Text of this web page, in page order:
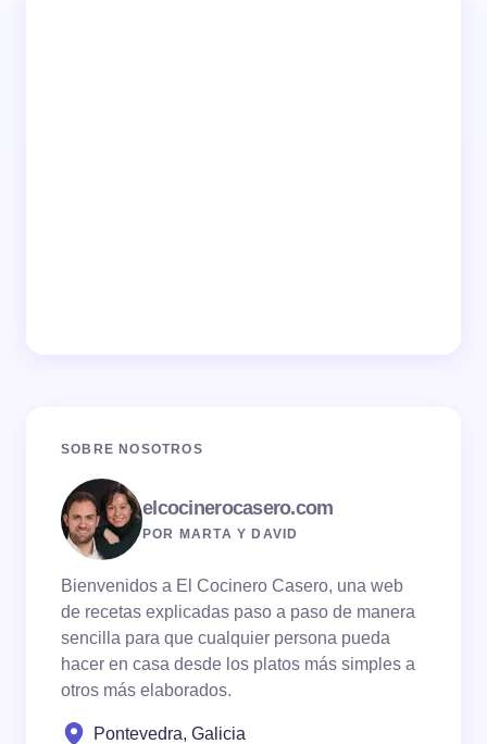
SOBRE NOSOTROS
elcocinerocasero.com
POR MARTA Y DAVID
Bienvenidos a El Cocinero Casero, una web
de recetas explicadas paso a paso de manera
sencilla para que cualquier persona pueda
hacer en casa desde los platos más simples a
otros más elaborados.
Pontevedra, Galicia